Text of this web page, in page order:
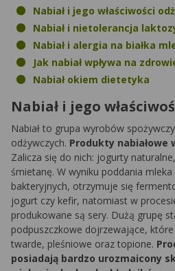
Nabiał i jego właściwości
Nabiał i nietolerancja
Nabiał i alergia na białka
Jak nabiał wpływa na
Nabiał okiem dietetyka
Nabiał i jego
Nabiał to grupa wyrobów
odżywczych. Produkty nabiałowe
Zalicza się do nich: jogurty
śmietanę. W wyniku poddania
bakteryjnych, otrzymuje się
jogurt czy kefir, natomiast w
produkowane są sery. Dużą grupę
podpuszczkowe dojrzewające,
twarde, pleśniowe oraz topione.
posiadają bardzo urozmaicony